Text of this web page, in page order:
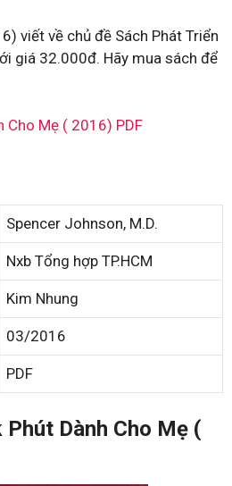
viết về chủ đề Sách Phát Triển
giá 32.000đ. Hãy mua sách để
Cho Mẹ ( 2016) PDF
Spencer Johnson, M.D.
Nxb Tổng hợp TP.HCM
Kim Nhung
03/2016
PDF
Dành Cho Mẹ (